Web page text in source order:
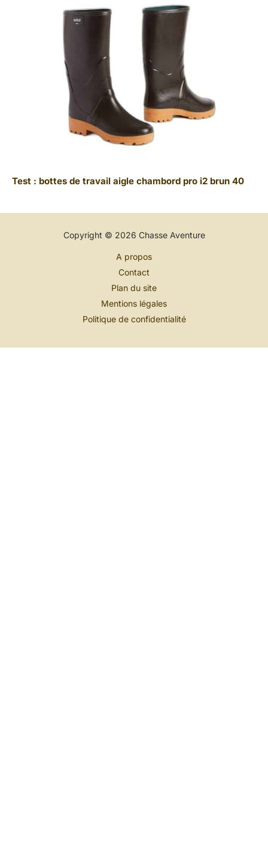
Test : bottes de travail aigle chambord pro i2 brun 40
Copyright © 2026 Chasse Aventure
A propos
Contact
Plan du site
Mentions légales
Politique de confidentialité